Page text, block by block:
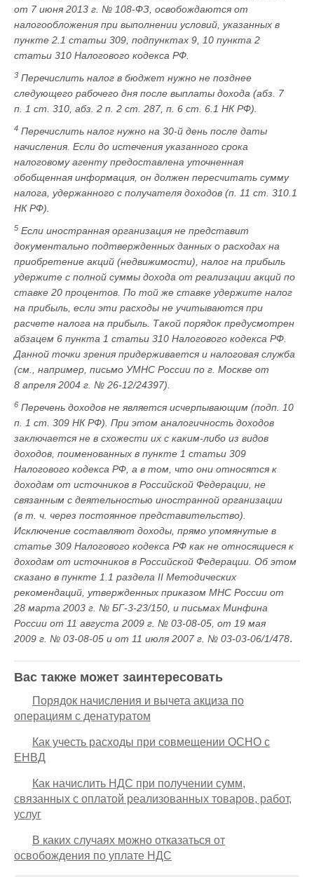
от 7 июня 2013 г. № 108-ФЗ, освобождаются от
налогообложения при выполнении условий, указанных в
пункте 2.1 статьи 309, подпунктах 9, 10 пункта 2
статьи 310 Налогового кодекса РФ.
3 Перечислить налог в бюджет нужно не позднее
следующего рабочего дня после выплаты дохода (абз. 7
п. 1 ст. 310, абз. 2 п. 2 ст. 287, п. 6 ст. 6.1 НК РФ).
4 Перечислить налог нужно на 30-й день после даты
начисления. Если до истечения указанного срока
налоговому агенту предоставлена уточненная
обобщенная информация, он должен пересчитать сумму
налога, удержанного с получателя доходов (п. 11 ст. 310.1
НК РФ).
5 Если иностранная организация не представит
документально подтвержденных данных о расходах на
приобретение акций (недвижимости), налог на прибыль
удержите с полной суммы дохода от реализации акций по
ставке 20 процентов. По той же ставке удержите налог
на прибыль, если эти расходы не учитываются при
расчете налога на прибыль. Такой порядок предусмотрен
абзацем 6 пункта 1 статьи 310 Налогового кодекса РФ.
Данной точки зрения придерживается и налоговая служба
(см., например, письмо УМНС России по г. Москве от
8 апреля 2004 г. № 26-12/24397).
6 Перечень доходов не является исчерпывающим (подп. 10
п. 1 ст. 309 НК РФ). При этом аналогичность доходов
заключается не в схожести их с каким-либо из видов
доходов, поименованных в пункте 1 статьи 309
Налогового кодекса РФ, а в том, что они относятся к
доходам от источников в Российской Федерации, не
связанным с деятельностью иностранной организации
(в т. ч. через постоянное представительство).
Исключение составляют доходы, прямо упомянутые в
статье 309 Налогового кодекса РФ как не относящиеся к
доходам от источников в Российской Федерации. Об этом
сказано в пункте 1.1 раздела II Методических
рекомендаций, утвержденных приказом МНС России от
28 марта 2003 г. № БГ-3-23/150, и письмах Минфина
России от 11 августа 2009 г. № 03-08-05, от 19 мая
2009 г. № 03-08-05 и от 11 июля 2007 г. № 03-03-06/1/478.
Вас также может заинтересовать
Порядок начисления и вычета акциза по
операциям с денатуратом
Как учесть расходы при совмещении ОСНО с
ЕНВД
Как начислить НДС при получении сумм,
связанных с оплатой реализованных товаров, работ,
услуг
В каких случаях можно отказаться от
освобождения по уплате НДС